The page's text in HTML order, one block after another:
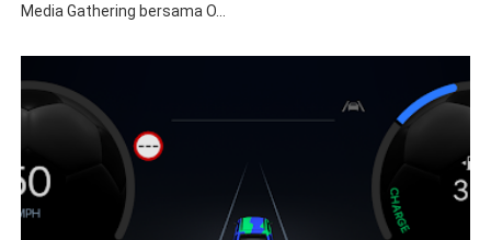
Media Gathering bersama O...